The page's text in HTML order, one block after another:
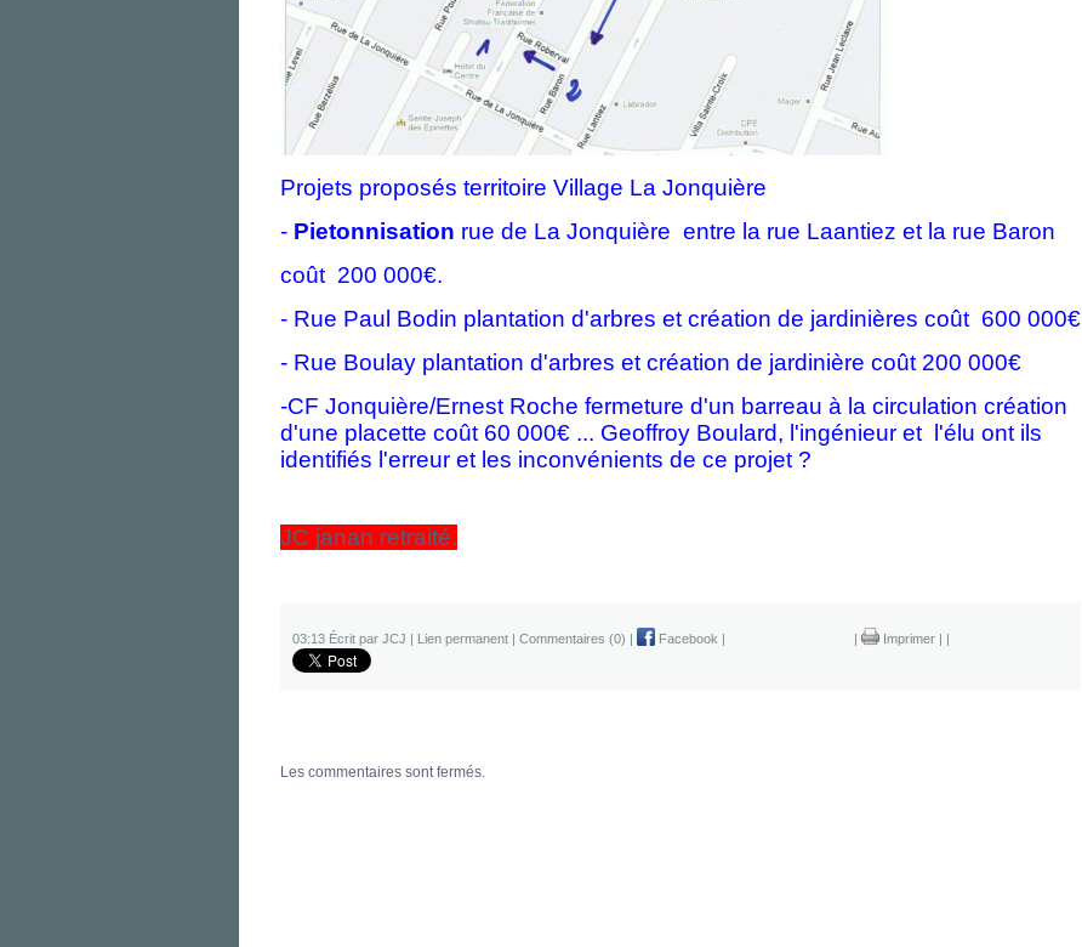
Projets proposés territoire Village La Jonquière
- Pietonnisation rue de La Jonquière entre la rue Laantiez et la rue Baron
coût 200 000€.
- Rue Paul Bodin plantation d'arbres et création de jardinières coût 600 000€
- Rue Boulay plantation d'arbres et création de jardinière coût 200 000€
-CF Jonquière/Ernest Roche fermeture d'un barreau à la circulation création
d'une placette coût 60 000€ ... Geoffroy Boulard, l'ingénieur et l'élu ont ils
identifiés l'erreur et les inconvénients de ce projet ?
JC janan retraité.
03:13 Écrit par JCJ | Lien permanent | Commentaires (0) | Facebook | | Imprimer | |
Les commentaires sont fermés.